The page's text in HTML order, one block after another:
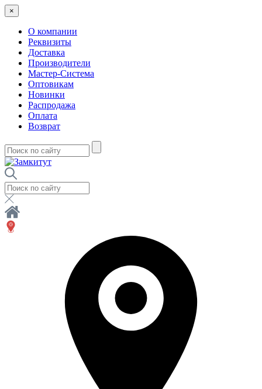
×
О компании
Реквизиты
Доставка
Производители
Мастер-Система
Оптовикам
Новинки
Распродажа
Оплата
Возврат